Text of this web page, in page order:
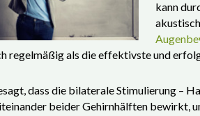
kann
regelmäßig als die effektivste und
dass die bilaterale Stimulierung –
beider Gehirnhälften bewirkt,